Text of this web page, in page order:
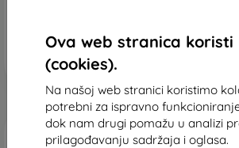
Ova web stranica koristi
(cookies).
Na našoj web stranici koristimo
potrebni za ispravno
dok nam drugi pomažu u analizi
prilagođavanju sadržaja i oglasa.
Na zalihi > 5 komada Na